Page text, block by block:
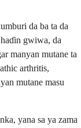
da ba ta da
gwiwa, da
manyan mutane ta
arthritis,
mutane masu
yana sa ya zama